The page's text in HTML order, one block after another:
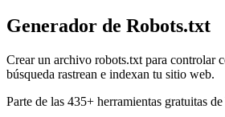
Generador de Robots.txt
Crear un archivo robots.txt para controlar
búsqueda rastrean e indexan tu sitio web.
Parte de las 435+ herramientas gratuitas